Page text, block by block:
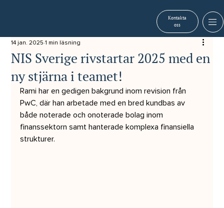
Kontakta
oss
NIS Sverige rivstartar 2025 med en
ny stjärna i teamet!
14 jan. 2025 1 min läsning
Rami har en gedigen bakgrund inom revision från
PwC, där han arbetade med en bred kundbas av
både noterade och onoterade bolag inom
finanssektorn samt hanterade komplexa finansiella
strukturer.